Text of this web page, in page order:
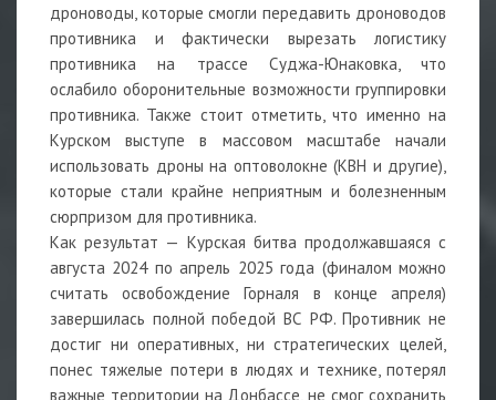
дроноводы, которые смогли передавить дроноводов
противника и фактически вырезать логистику
противника на трассе Суджа-Юнаковка, что
ослабило оборонительные возможности группировки
противника. Также стоит отметить, что именно на
Курском выступе в массовом масштабе начали
использовать дроны на оптоволокне (КВН и другие),
которые стали крайне неприятным и болезненным
сюрпризом для противника.
Как результат — Курская битва продолжавшаяся с
августа 2024 по апрель 2025 года (финалом можно
считать освобождение Горналя в конце апреля)
завершилась полной победой ВС РФ. Противник не
достиг ни оперативных, ни стратегических целей,
понес тяжелые потери в людях и технике, потерял
важные территории на Донбассе, не смог сохранить